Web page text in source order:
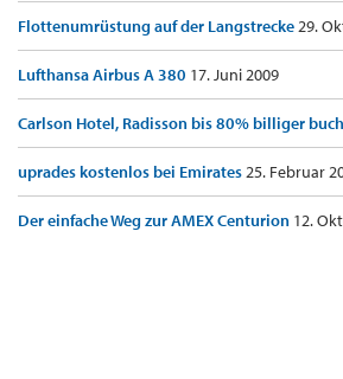
Flottenumrüstung auf der Langstrecke29.
Lufthansa Airbus A 380 17. Juni 2009
Carlson Hotel, Radisson bis 80% billiger
uprades kostenlos bei Emirates25. Februar
Der einfache Weg zur AMEX Centurion 12.